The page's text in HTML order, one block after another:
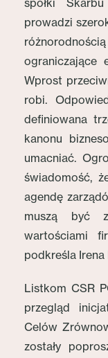
spółki
prowadzi
ograniczające
Wprost
robi.
definiowana
kanonu
umacniać.
świadomość,
agendę
muszą być
wartościami
podkreśla Irena
Listkom CSR
przegląd
Celów
zostały